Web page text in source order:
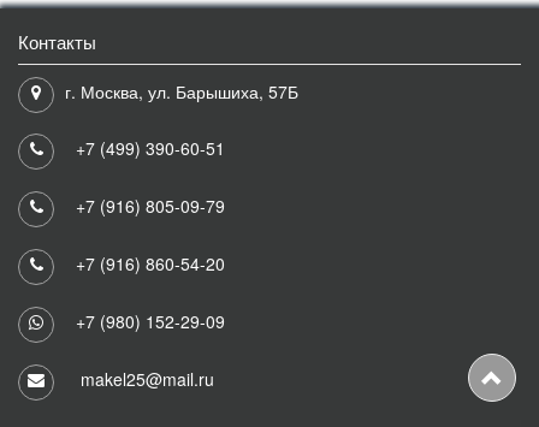
Контакты
г. Москва, ул. Барышиха, 57Б
+7 (499) 390-60-51
+7 (916) 805-09-79
+7 (916) 860-54-20
+7 (980) 152-29-09
makel25@mail.ru